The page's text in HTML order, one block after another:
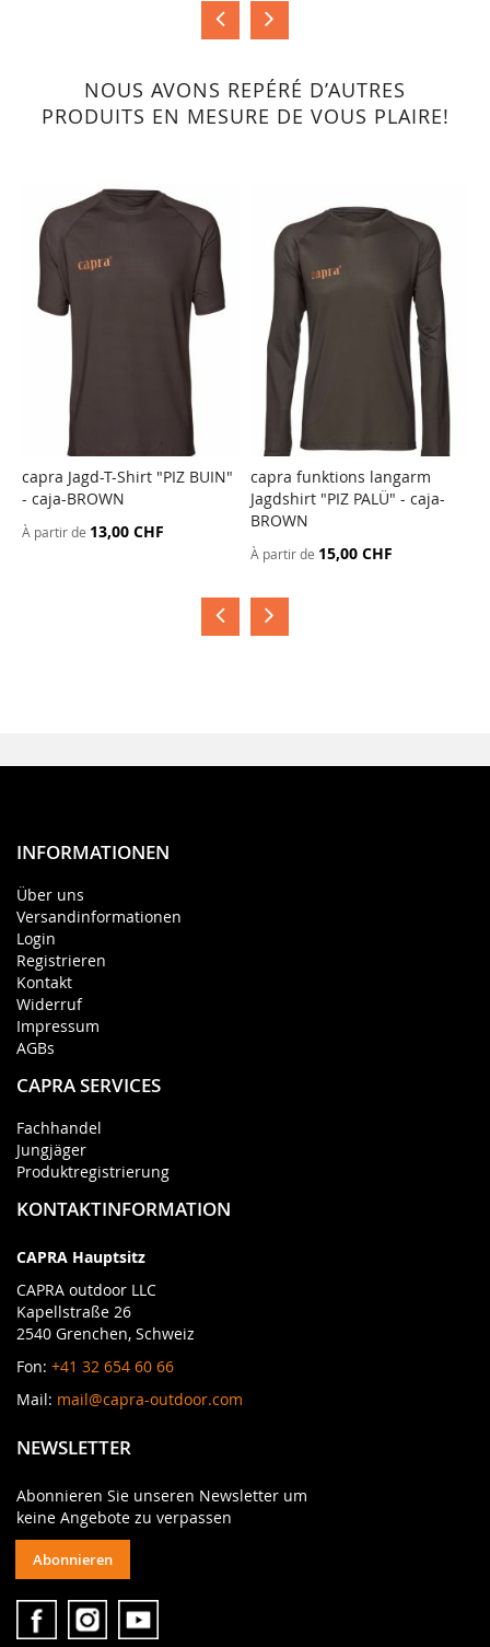
NOUS AVONS REPÉRÉ D’AUTRES
PRODUITS EN MESURE DE VOUS PLAIRE!
capra Jagd-T-Shirt "PIZ BUIN"
- caja-BROWN
À partir de 13,00 CHF
capra funktions langarm
Jagdshirt "PIZ PALÜ" - caja-
BROWN
À partir de 15,00 CHF
INFORMATIONEN
Über uns
Versandinformationen
Login
Registrieren
Kontakt
Widerruf
Impressum
AGBs
CAPRA SERVICES
Fachhandel
Jungjäger
Produktregistrierung
KONTAKTINFORMATION
CAPRA Hauptsitz
CAPRA outdoor LLC
Kapellstraße 26
2540 Grenchen, Schweiz
Fon: +41 32 654 60 66
Mail: mail@capra-outdoor.com
NEWSLETTER
Abonnieren Sie unseren Newsletter um
keine Angebote zu verpassen
Abonnieren